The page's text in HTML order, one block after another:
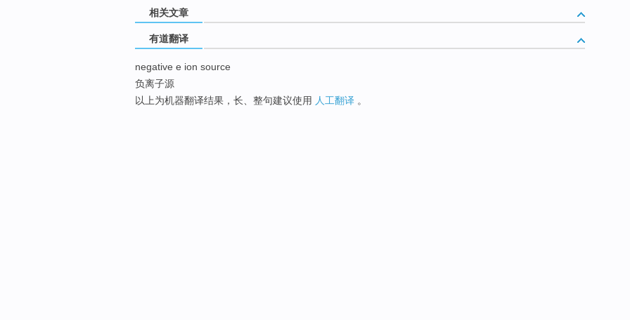
相关文章
有道翻译
negative e ion source
负离子源
以上为机器翻译结果，长、整句建议使用 人工翻译 。